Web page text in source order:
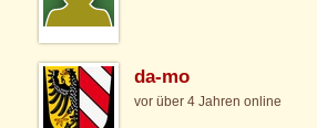
da-mo
vor über 4 Jahren online